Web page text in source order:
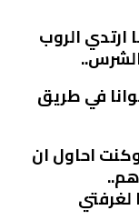
ارتدي الروب
في طريق
احاول ان